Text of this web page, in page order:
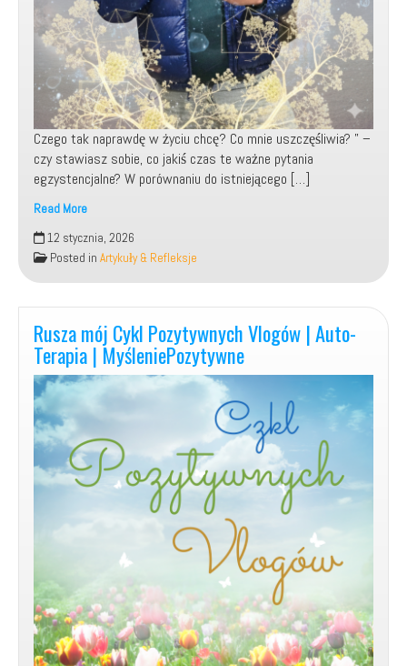
Czego tak naprawdę w życiu chcę? Co mnie uszczęśliwia? ” –
czy stawiasz sobie, co jakiś czas te ważne pytania
egzystencjalne? W porównaniu do istniejącego […]
Read More
Kim
jestem?
Skąd
przyszedłem?
Dokąd
zmierzam?
12 stycznia, 2026
Posted in Artykuły & Refleksje
Rusza mój Cykl Pozytywnych Vlogów | Auto-
Terapia | MyśleniePozytywne